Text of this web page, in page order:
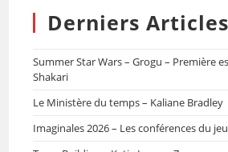
Derniers Articles
Summer Star Wars – Grogu – Première
Shakari
Le Ministère du temps – Kaliane Bradley
Imaginales 2026 – Les conférences du